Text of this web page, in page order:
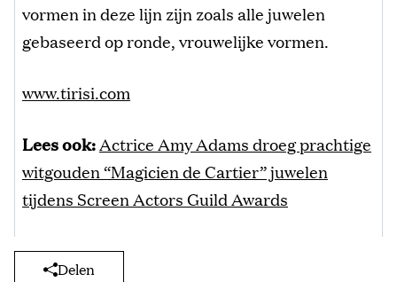
vormen in deze lijn zijn zoals alle juwelen
gebaseerd op ronde, vrouwelijke vormen.
www.tirisi.com
Lees ook:Actrice Amy Adams droeg prachtige
witgouden “Magicien de Cartier” juwelen
tijdens Screen Actors Guild Awards
Delen